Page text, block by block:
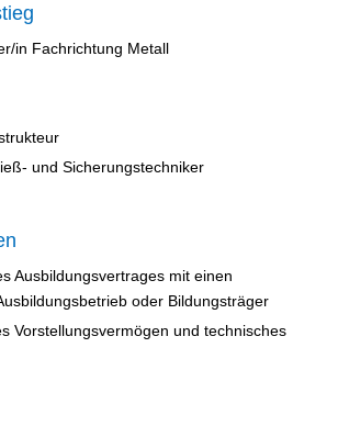
in Fachrichtung Metall
und Sicherungstechniker
Ausbildungsvertrages mit einen
oder Bildungsträger
Vorstellungsvermögen und technisches